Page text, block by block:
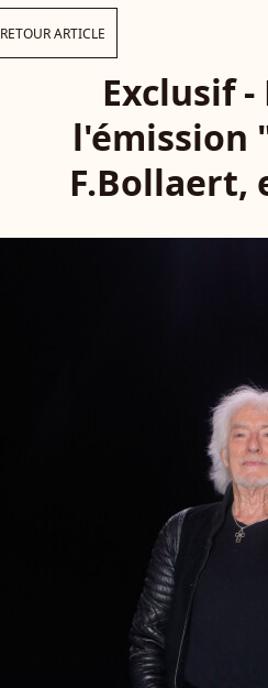
RETOUR ARTICLE
Exclusif
l'émission
F.Bollaert,